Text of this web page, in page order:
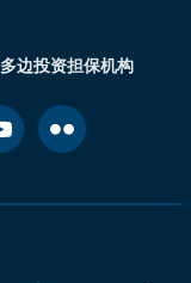
多边投资担保机构